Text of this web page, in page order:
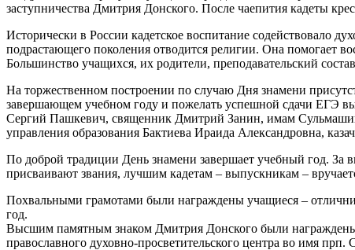
заступничества Дмитрия Донского. После чаепития кадеты
Исторически в России кадетское воспитание содействовало
подрастающего поколения отводится религии. Она помогает
Большинство учащихся, их родители, преподавательский
На торжественном построении по случаю Дня знамени
завершающем учебном году и пожелать успешной сдачи ЕГЭ
Сергий Пашкевич, священник Дмитрий Занин, имам
управления образования Бактиева Ираида Александровна,
По доброй традиции День знамени завершает учебный год. За
присваивают звания, лучшим кадетам – выпускникам –
Похвальными грамотами были награждены учащиеся –
год.
Высшим памятным знаком Дмитрия Донского были
православного духовно-просветительского центра во имя